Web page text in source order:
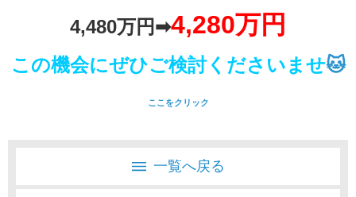
4,480万円➡4,280万円
この機会にぜひご検討くださいませ🐱
ここをクリック
一覧へ戻る